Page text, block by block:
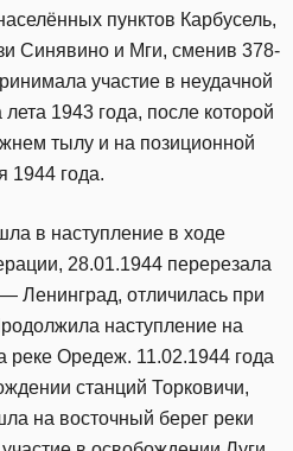
пунктов Карбусель,
Синявино и Мги, сменив 378-
участие в неудачной
1943 года, после которой
тылу и на позиционной
1944 года.
в наступление в ходе
28.01.1944 перерезала
Ленинград, отличилась при
наступление на
реке Оредеж. 11.02.1944 года
станций Торковичи,
на восточный берег реки